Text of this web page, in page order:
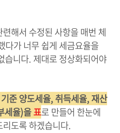
련해서 수정된 사항을 매번 체
다가 너무 쉽게 세금요율을
습니다. 제대로 정상화되어야
준 양도세율, 취득세율, 재산
세율)을표로 만들어 한눈에
도록 하겠습니다.